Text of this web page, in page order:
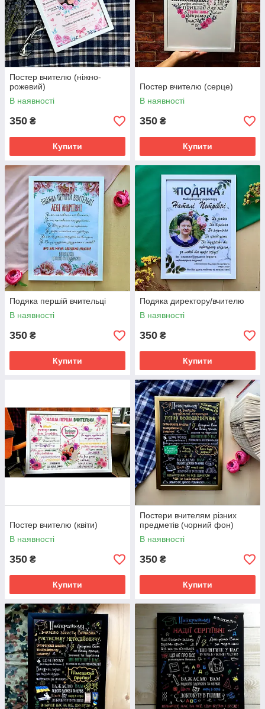
Постер вчителю (ніжно-
рожевий)
В наявності
350 ₴
Купити
Постер вчителю (серце)
В наявності
350 ₴
Купити
Подяка першій вчительці
В наявності
350 ₴
Купити
Подяка директору/вчителю
В наявності
350 ₴
Купити
Постер вчителю (квіти)
В наявності
350 ₴
Купити
Постери вчителям різних
предметів (чорний фон)
В наявності
350 ₴
Купити